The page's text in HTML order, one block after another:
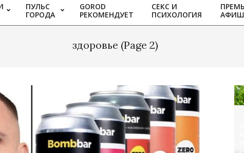
ПУЛЬС
ГОРОДА
GOROD
РЕКОМЕНДУЕТ
СЕКС И
ПСИХОЛОГИЯ
здоровье (Page 2)